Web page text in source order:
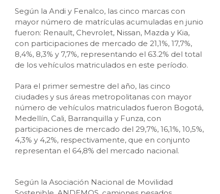
Según la Andi y Fenalco, las cinco marcas con
mayor número de matrículas acumuladas en junio
fueron: Renault, Chevrolet, Nissan, Mazda y Kia,
con participaciones de mercado de 21,1%, 17,7%,
8,4%, 8,3% y 7,7%, representando el 63.2% del total
de los vehículos matriculados en este período.
Para el primer semestre del año, las cinco
ciudades y sus áreas metropolitanas con mayor
número de vehículos matriculados fueron Bogotá,
Medellín, Cali, Barranquilla y Funza, con
participaciones de mercado del 29,7%, 16,1%, 10,5%,
4,3% y 4,2%, respectivamente, que en conjunto
representan el 64,8% del mercado nacional.
Según la Asociación Nacional de Movilidad